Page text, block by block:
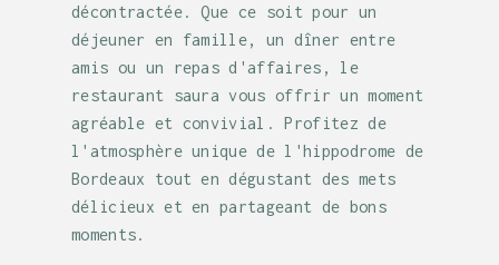
décontractée. Que ce soit pour un
déjeuner en famille, un dîner entre
amis ou un repas d'affaires, le
restaurant saura vous offrir un moment
agréable et convivial. Profitez de
l'atmosphère unique de l'hippodrome de
Bordeaux tout en dégustant des mets
délicieux et en partageant de bons
moments.